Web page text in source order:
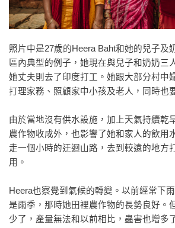
照片中是27歲的Heera Baht和她的兒子及
區內典型的例子，她現在與兒子和奶奶三
她丈夫則去了印度打工。她跟大部分村中
打理家務、照顧家中小孩及老人，同時也
由於當地沒有供水設施，加上天氣持續乾
農作物收成外，也影響了她和家人的飲用
走一個小時的迂迴山路，去到較遠的地方
用。
Heera也察覺到氣候的轉變。以前經常下
是雨季，那時她田裡農作物的長勢良好。
少了，產量無法和以前相比，蟲害也增多